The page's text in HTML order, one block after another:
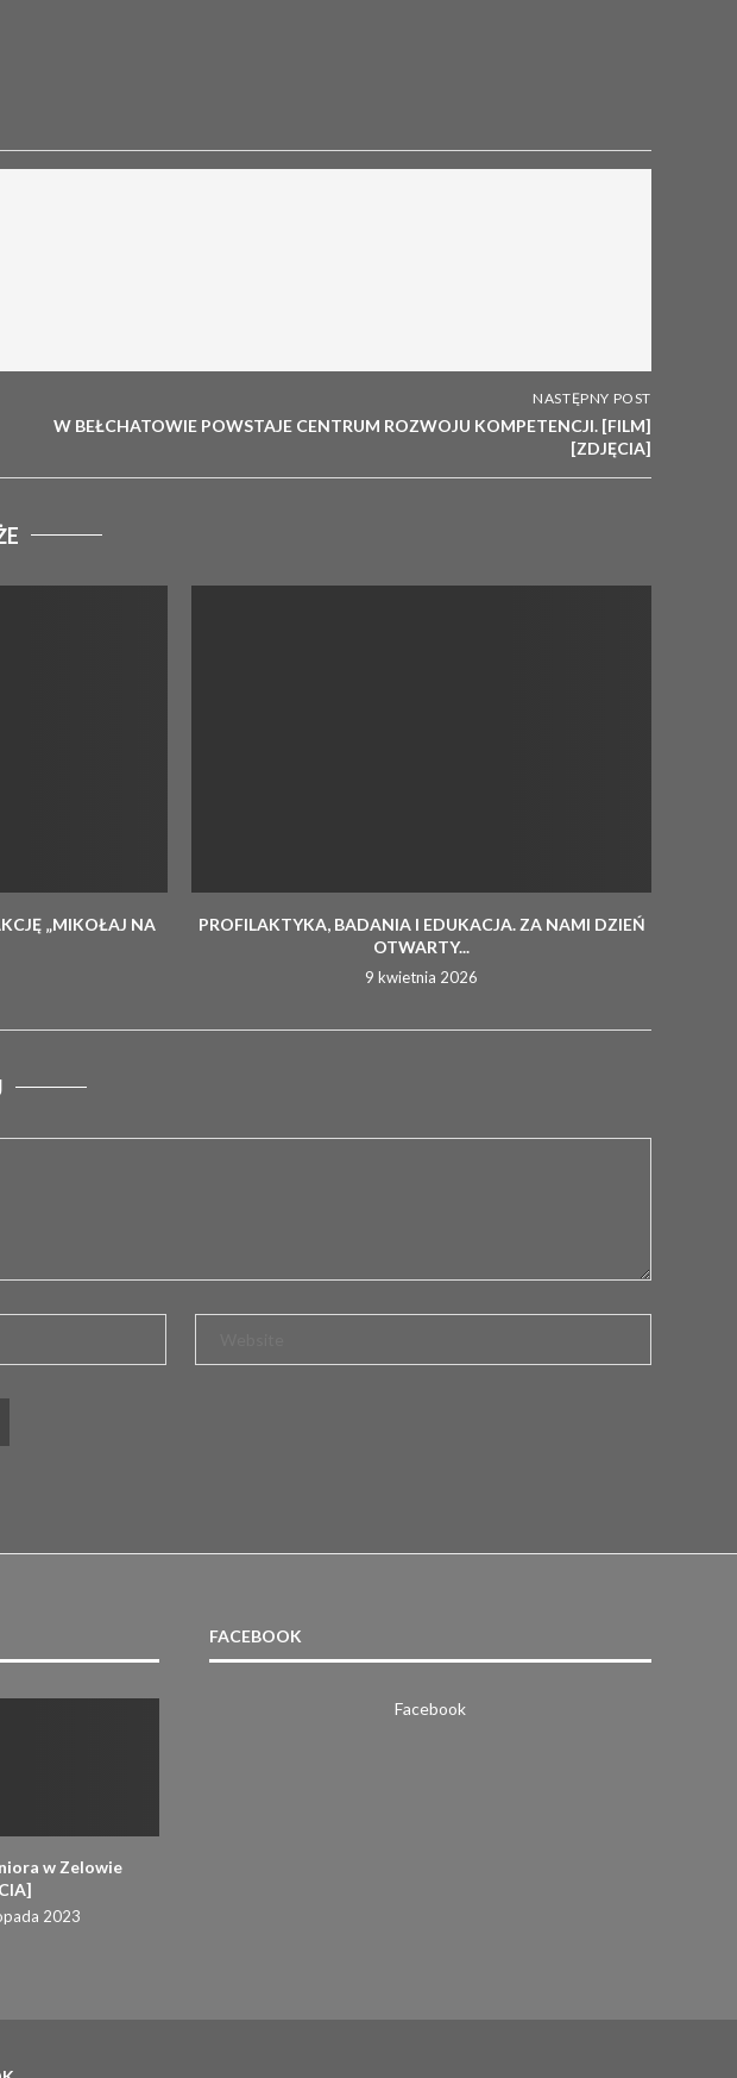
NASTĘPNY POST
W BEŁCHATOWIE POWSTAJE CENTRUM ROZWOJU KOMPETENCJI. [FILM]
[ZDJĘCIA]
„MIKOŁAJ NA
PROFILAKTYKA, BADANIA I EDUKACJA. ZA NAMI DZIEŃ
OTWARTY...
9 kwietnia 2026
w Zelowie
2023
FACEBOOK
Facebook